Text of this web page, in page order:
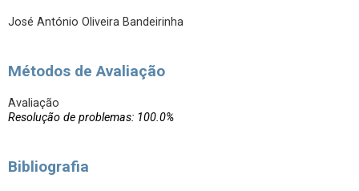
José António Oliveira Bandeirinha
Métodos de Avaliação
Avaliação
Resolução de problemas: 100.0%
Bibliografia